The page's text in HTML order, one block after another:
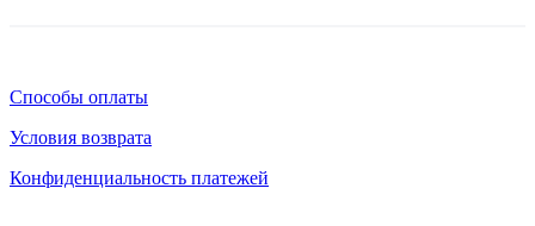
Способы оплаты
Условия возврата
Конфиденциальность платежей